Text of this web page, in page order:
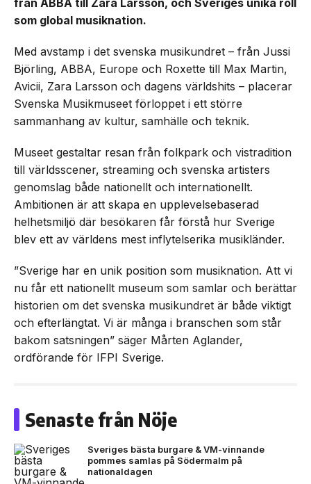
som global musiknation.
Med avstamp i det svenska musikundret – från Jussi
Björling, ABBA, Europe och Roxette till Max Martin,
Avicii, Zara Larsson och dagens världshits – placerar
Svenska Musikmuseet förloppet i ett större
sammanhang av kultur, samhälle och teknik.
Museet gestaltar resan från folkpark och vistradition
till världsscener, streaming och svenska artisters
genomslag både nationellt och internationellt.
Ambitionen är att skapa en upplevelsebaserad
helhetsmiljö där besökaren får förstå hur Sverige
blev ett av världens mest inflytelserika musikländer.
”Sverige har en unik position som musiknation. Att vi
nu får ett nationellt museum som samlar och berättar
historien om det svenska musikundret är både viktigt
och efterlängtat. Vi är många i branschen som står
bakom satsningen” säger Mårten Aglander,
ordförande för IFPI Sverige.
Senaste från Nöje
Sveriges bästa burgare & VM-vinnande
pommes samlas på Södermalm på
nationaldagen